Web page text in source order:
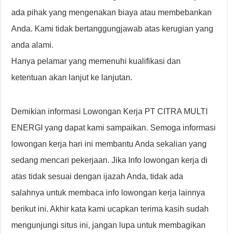
ada pihak yang mengenakan biaya atau membebankan
Anda. Kami tidak bertanggungjawab atas kerugian yang
anda alami.
Hanya pelamar yang memenuhi kualifikasi dan
ketentuan akan lanjut ke lanjutan.
Demikian informasi Lowongan Kerja PT CITRA MULTI
ENERGI yang dapat kami sampaikan. Semoga informasi
lowongan kerja hari ini membantu Anda sekalian yang
sedang mencari pekerjaan. Jika Info lowongan kerja di
atas tidak sesuai dengan ijazah Anda, tidak ada
salahnya untuk membaca info lowongan kerja lainnya
berikut ini. Akhir kata kami ucapkan terima kasih sudah
mengunjungi situs ini, jangan lupa untuk membagikan